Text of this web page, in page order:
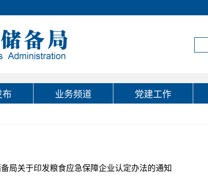
业务频道 党建工作
局关于印发粮食应急保障企业认定办法的通知